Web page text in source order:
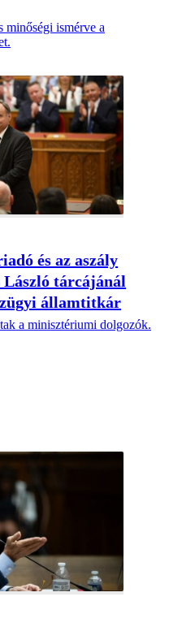
ismérve a
és az aszály
László tárcájánál
államtitkár
a minisztériumi dolgozók.